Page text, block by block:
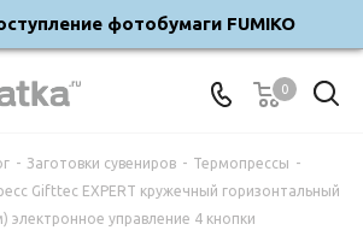
фотобумаги FUMIKO
0
- Заготовки сувениров - Термопрессы -
Gifttec EXPERT кружечный горизонтальный
электронное управление 4 кнопки